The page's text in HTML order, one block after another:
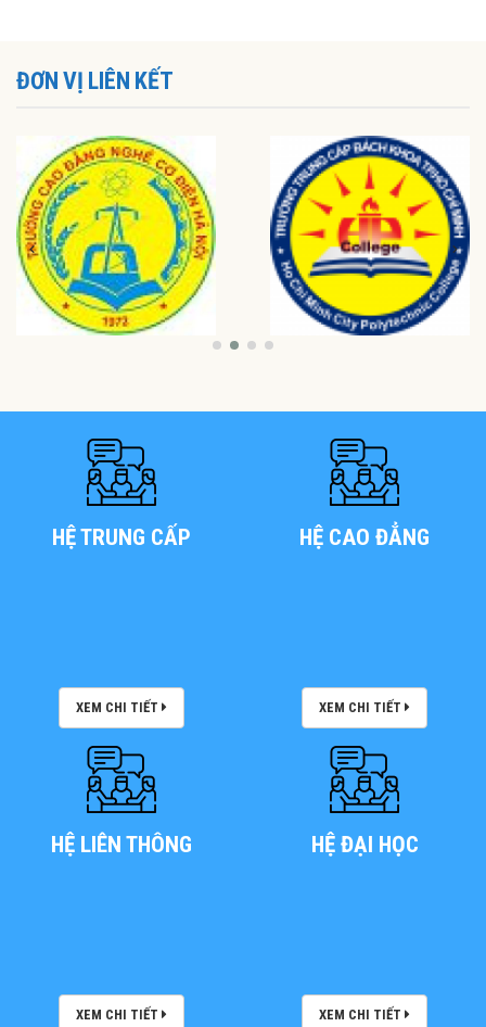
ĐƠN VỊ LIÊN KẾT
HỆ TRUNG CẤP
XEM CHI TIẾT
HỆ CAO ĐẲNG
XEM CHI TIẾT
HỆ LIÊN THÔNG
XEM CHI TIẾT
HỆ ĐẠI HỌC
XEM CHI TIẾT